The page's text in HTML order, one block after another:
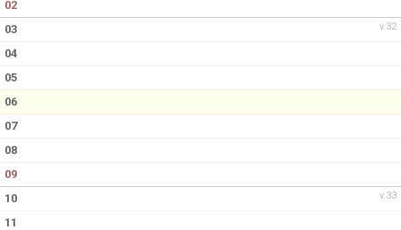
02
v.32
03
04
05
06
07
08
09
v.33
10
11